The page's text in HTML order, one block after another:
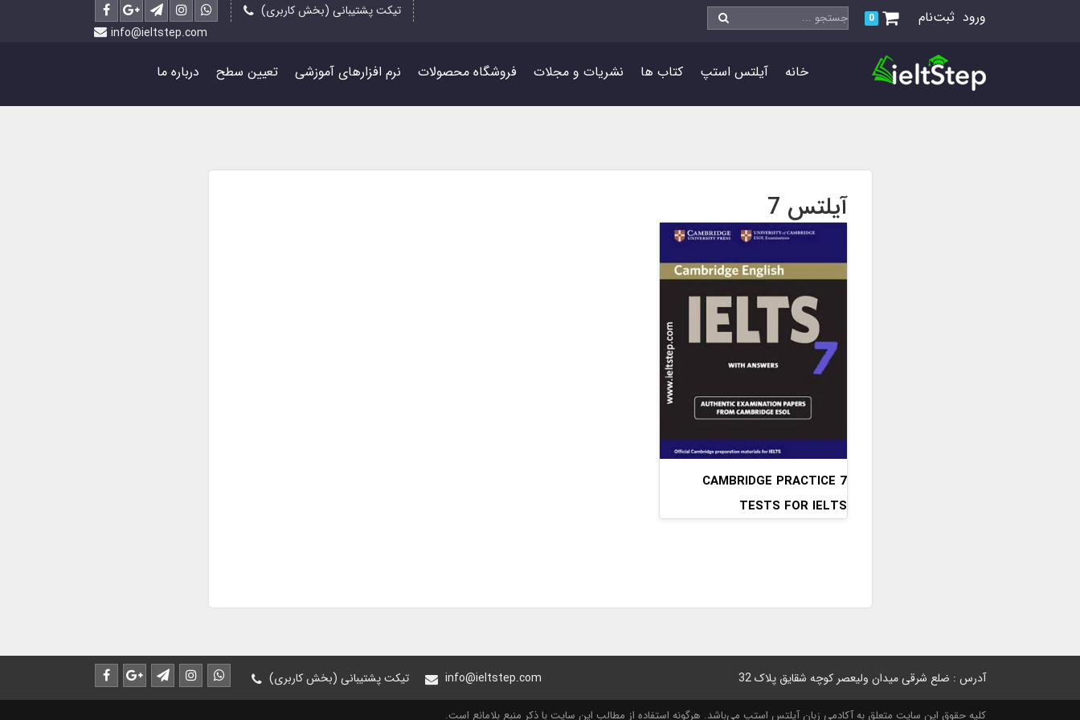
ورود ثبت‌نام 0
تیکت پشتیبانی (بخش کاربری)
info@ieltstep.com
خانه آیلتس استپ کتاب ها نشریات و مجلات فروشگاه محصولات نرم افزارهای آموزشی تعیین سطح درباره ما
آیلتس 7
7 CAMBRIDGE PRACTICE
TESTS FOR IELTS
آدرس : ضلع شرقی میدان ولیعصر کوچه شقایق پلاک 32 تیکت پشتیبانی (بخش کاربری) info@ieltstep.com
کلیه حقوق این سایت متعلق به آکادمی زبان آیلتس استپ می‌باشد. هرگونه استفاده از مطالب این سایت با ذکر منبع بلامانع است.